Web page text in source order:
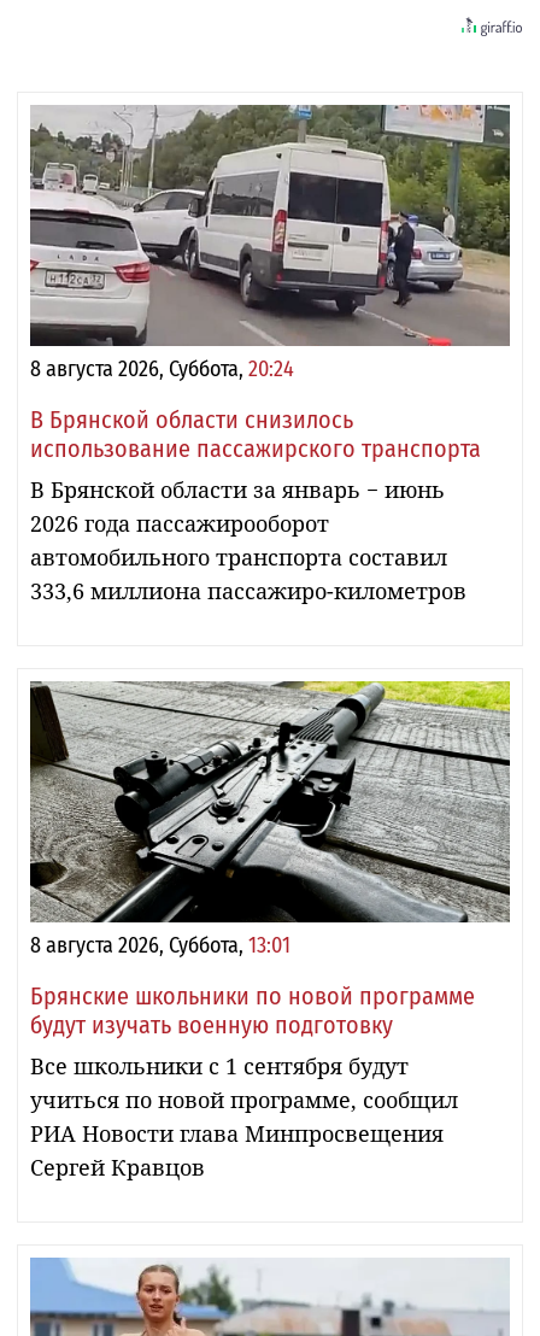
8 августа 2026, Суббота, 20:24
В Брянской области снизилось
использование пассажирского транспорта
В Брянской области за январь − июнь
2026 года пассажирооборот
автомобильного транспорта составил
333,6 миллиона пассажиро-километров
8 августа 2026, Суббота, 13:01
Брянские школьники по новой программе
будут изучать военную подготовку
Все школьники с 1 сентября будут
учиться по новой программе, сообщил
РИА Новости глава Минпросвещения
Сергей Кравцов